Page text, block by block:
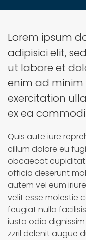
Lorem ipsum
adipisici elit,
ut labore et
enim ad minim
exercitation
ex ea
Quis aute iure
cillum dolore eu
obcaecat cupiditat
officia deserunt
autem vel eum
velit esse molestie
feugiat nulla
iusto odio
zzril delenit augue